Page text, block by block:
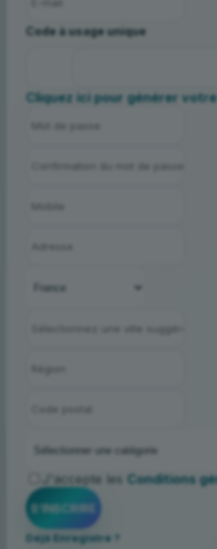
Code à usage unique
Cliquez ici pour générer
J'accepte les Conditions
Déjà Enregistré ?